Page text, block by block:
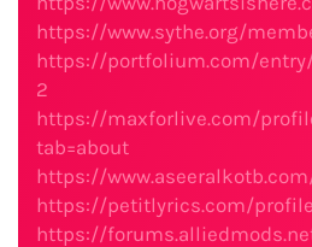
https://www.sythe.org/
https://portfolium.com/
2
https://maxforlive.com/
tab=about
https://
https://petitlyrics.com/
https://